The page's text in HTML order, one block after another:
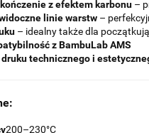
z efektem karbonu –
linie warstw –
– idealny także dla
z BambuLab AMS
technicznego i
200–230°C